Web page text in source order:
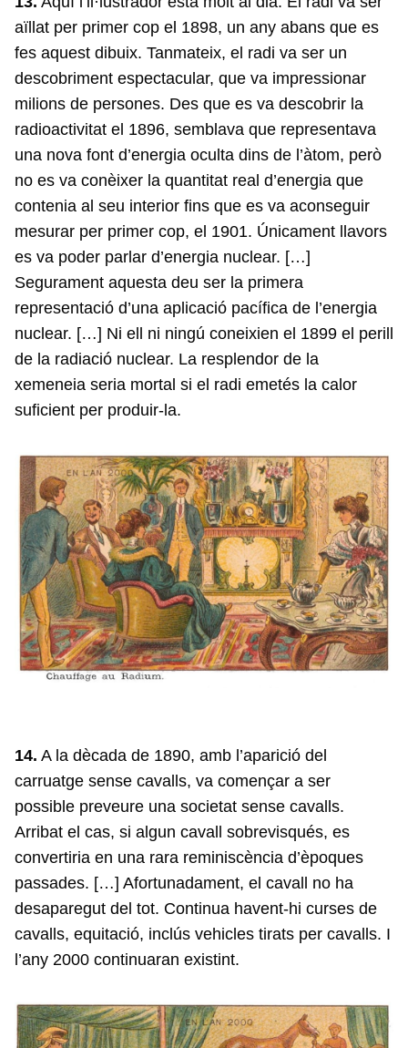
aïllat per primer cop el 1898, un any abans que es
fes aquest dibuix. Tanmateix, el radi va ser un
descobriment espectacular, que va impressionar
milions de persones. Des que es va descobrir la
radioactivitat el 1896, semblava que representava
una nova font d’energia oculta dins de l’àtom, però
no es va conèixer la quantitat real d’energia que
contenia al seu interior fins que es va aconseguir
mesurar per primer cop, el 1901. Únicament llavors
es va poder parlar d’energia nuclear. […]
Segurament aquesta deu ser la primera
representació d’una aplicació pacífica de l’energia
nuclear. […] Ni ell ni ningú coneixien el 1899 el perill
de la radiació nuclear. La resplendor de la
xemeneia seria mortal si el radi emetés la calor
suficient per produir-la.
14. A la dècada de 1890, amb l’aparició del
carruatge sense cavalls, va començar a ser
possible preveure una societat sense cavalls.
Arribat el cas, si algun cavall sobrevisqués, es
convertiria en una rara reminiscència d’èpoques
passades. […] Afortunadament, el cavall no ha
desaparegut del tot. Continua havent-hi curses de
cavalls, equitació, inclús vehicles tirats per cavalls. I
l’any 2000 continuaran existint.